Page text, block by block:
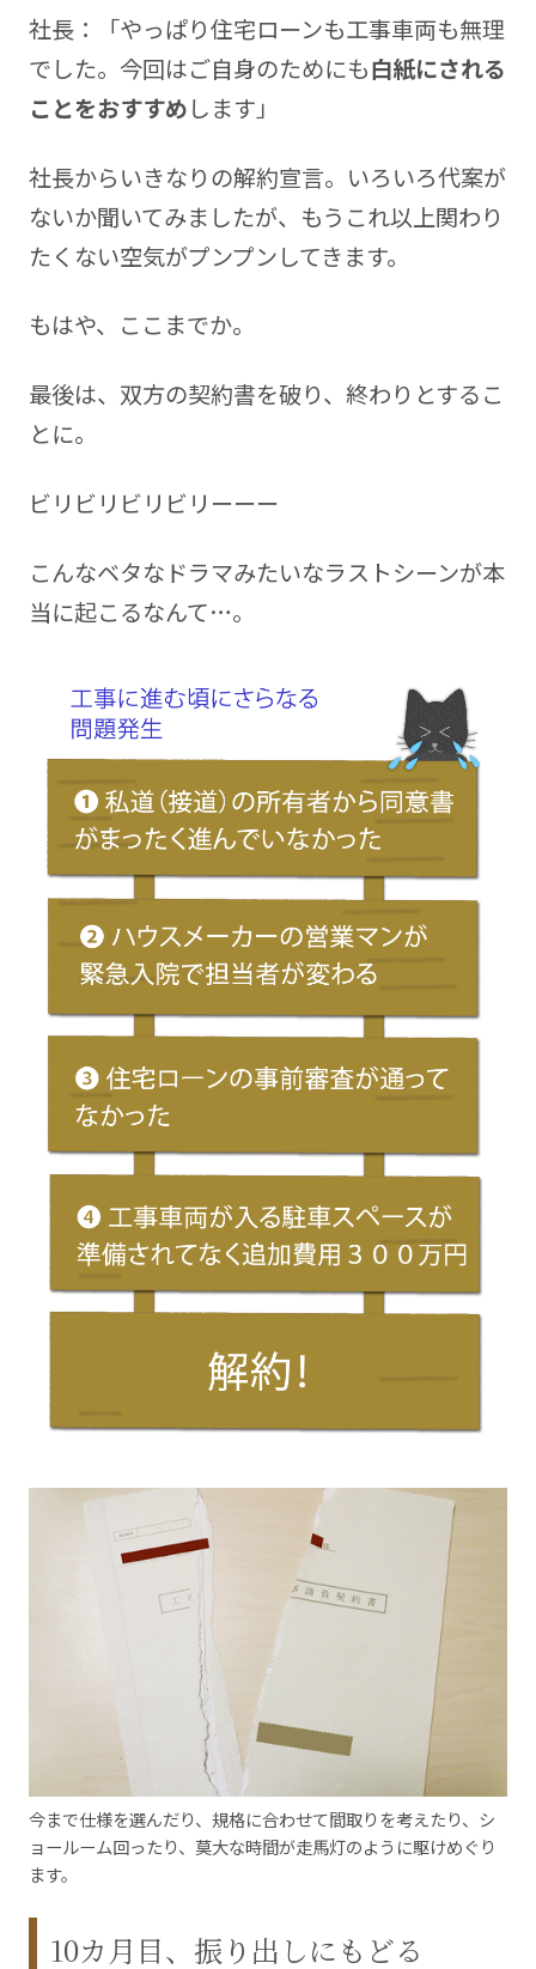
社長：「やっぱり住宅ローンも工事車両も無理
でした。今回はご自身のためにも白紙にされる
ことをおすすめします」
社長からいきなりの解約宣言。いろいろ代案が
ないか聞いてみましたが、もうこれ以上関わり
たくない空気がプンプンしてきます。
もはや、ここまでか。
最後は、双方の契約書を破り、終わりとするこ
とに。
ビリビリビリビリーーー
こんなベタなドラマみたいなラストシーンが本
当に起こるなんて…。
今まで仕様を選んだり、規格に合わせて間取りを考えたり、シ
ョールーム回ったり、莫大な時間が走馬灯のように駆けめぐり
ます。
10カ月目、振り出しにもどる